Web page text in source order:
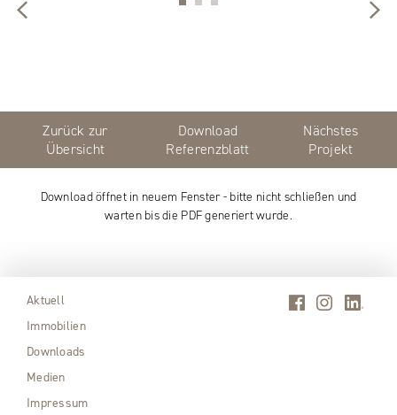
Zurück zur
Übersicht
Download
Referenzblatt
Nächstes
Projekt
Download öffnet in neuem Fenster - bitte nicht schließen und
warten bis die PDF generiert wurde.
Aktuell
Immobilien
Downloads
Medien
Impressum